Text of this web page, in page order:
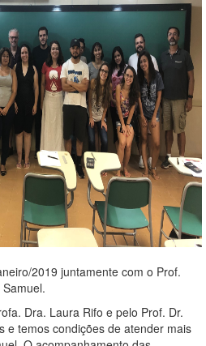
2019 juntamente com o Prof.
Samuel.
Dra. Laura Rifo e pelo Prof. Dr.
e temos condições de atender mais